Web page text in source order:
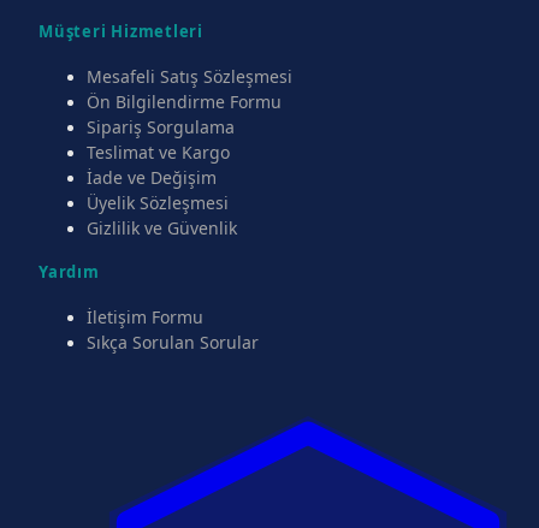
Müşteri Hizmetleri
Mesafeli Satış Sözleşmesi
Ön Bilgilendirme Formu
Sipariş Sorgulama
Teslimat ve Kargo
İade ve Değişim
Üyelik Sözleşmesi
Gizlilik ve Güvenlik
Yardım
İletişim Formu
Sıkça Sorulan Sorular